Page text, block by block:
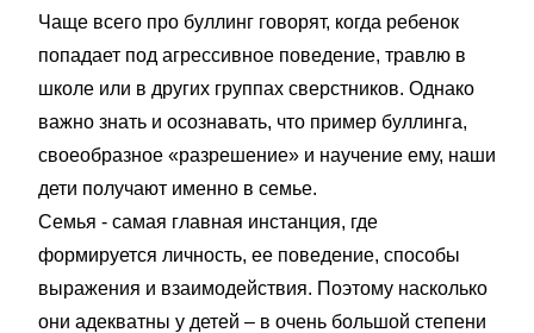
Чаще всего про буллинг говорят, когда ребенок
попадает под агрессивное поведение, травлю в
школе или в других группах сверстников. Однако
важно знать и осознавать, что пример буллинга,
своеобразное «разрешение» и научение ему, наши
дети получают именно в семье.
Семья - самая главная инстанция, где
формируется личность, ее поведение, способы
выражения и взаимодействия. Поэтому насколько
они адекватны у детей – в очень большой степени